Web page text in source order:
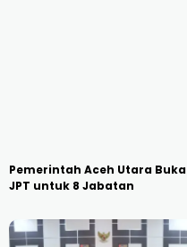
Pemerintah Aceh Utara Buka
JPT untuk 8 Jabatan